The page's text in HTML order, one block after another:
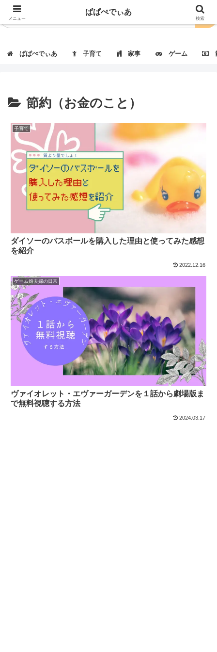
ぱぱぺでぃあ 子育て 家事 ゲーム
節約（お金のこと）
子育て
ダイソーのバスボールを購入した理由と使ってみた感想
を紹介
2022.12.16
ゲーム婚夫婦の日常
ヴァイオレット・エヴァーガーデンを１話から劇場版ま
で無料視聴する方法
2024.03.17
メニュー
ぱぱぺでぃあ
検索